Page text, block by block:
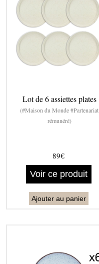
Lot de 6 assiettes plates
(#Maison du Monde #Partenariat
rémunéré)
89€
Voir ce produit
Ajouter au panier